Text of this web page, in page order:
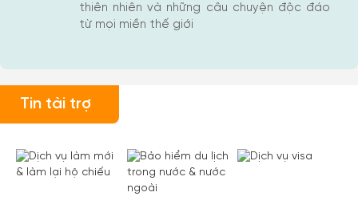
thiên nhiên và những câu chuyện độc đáo
từ mọi miền thế giới
Tin tài trợ
Tạo tài khoản nhanh - nhận nhiều ưu
đãi!
Tạo tài khoản để có thể